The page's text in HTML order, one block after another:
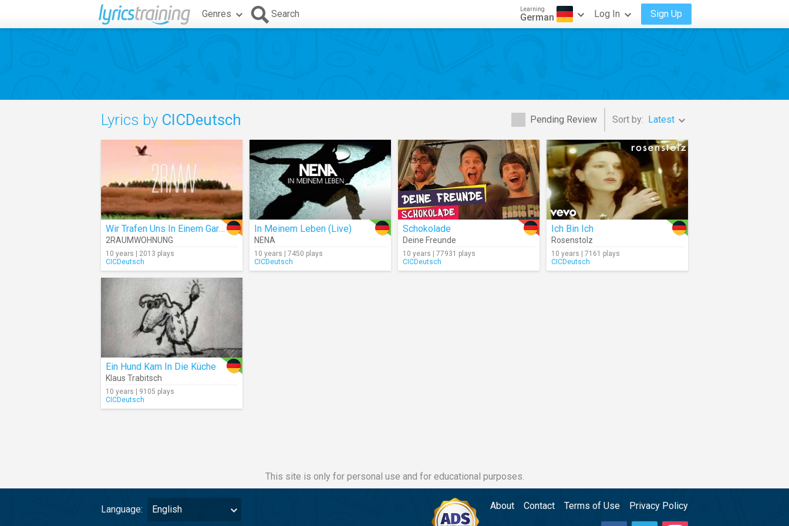
Genres Search Learning
German Log In Sign Up
Pending Review Sort by: Latest
Lyrics by CICDeutsch
Wir Trafen Uns In Einem Garten
2RAUMWOHNUNG
10 years | 2013 plays
CICDeutsch
In Meinem Leben (Live)
NENA
10 years | 7450 plays
CICDeutsch
Schokolade
Deine Freunde
10 years | 77931 plays
CICDeutsch
Ich Bin Ich
Rosenstolz
10 years | 7161 plays
CICDeutsch
Ein Hund Kam In Die Küche
Klaus Trabitsch
10 years | 9105 plays
CICDeutsch
This site is only for personal use and for educational purposes.
Language: English About Contact Terms of Use Privacy Policy